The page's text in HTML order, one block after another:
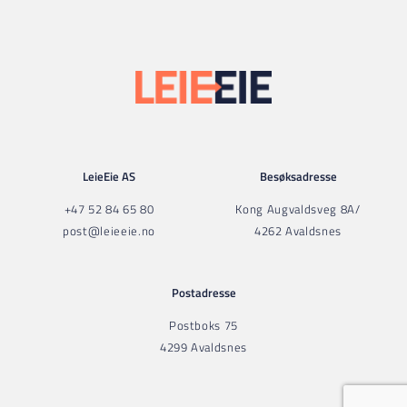
LeieEie AS
+47 52 84 65 80
post@leieeie.no
Besøksadresse
Kong Augvaldsveg 8A/
4262 Avaldsnes
Postadresse
Postboks 75
4299 Avaldsnes